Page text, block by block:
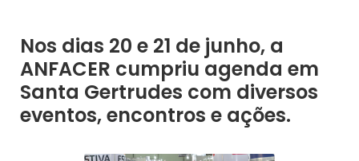
Nos dias 20 e 21 de junho, a
ANFACER cumpriu agenda em
Santa Gertrudes com diversos
eventos, encontros e ações.